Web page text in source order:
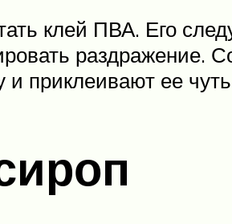
клей ПВА. Его
раздражение.
и приклеивают ее